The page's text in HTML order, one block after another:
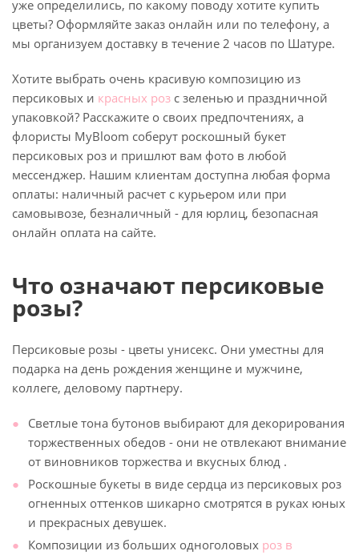
уже определились, по какому поводу хотите купить
цветы? Оформляйте заказ онлайн или по телефону, а
мы организуем доставку в течение 2 часов по Шатуре.
Хотите выбрать очень красивую композицию из
персиковых и красных роз с зеленью и праздничной
упаковкой? Расскажите о своих предпочтениях, а
флористы MyBloom соберут роскошный букет
персиковых роз и пришлют вам фото в любой
мессенджер. Нашим клиентам доступна любая форма
оплаты: наличный расчет с курьером или при
самовывозе, безналичный - для юрлиц, безопасная
онлайн оплата на сайте.
Что означают персиковые
розы?
Персиковые розы - цветы унисекс. Они уместны для
подарка на день рождения женщине и мужчине,
коллеге, деловому партнеру.
Светлые тона бутонов выбирают для декорирования
торжественных обедов - они не отвлекают внимание
от виновников торжества и вкусных блюд .
Роскошные букеты в виде сердца из персиковых роз
огненных оттенков шикарно смотрятся в руках юных
и прекрасных девушек.
Композиции из больших одноголовых роз в